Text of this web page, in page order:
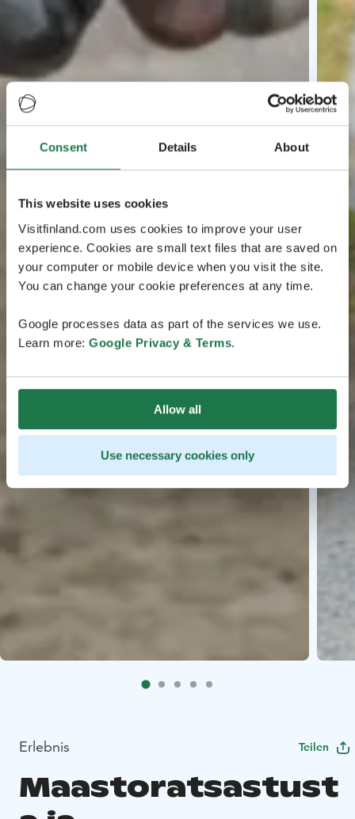
Consent Details About
This website uses cookies
Visitfinland.com uses cookies to improve your user
experience. Cookies are small text files that are saved on
your computer or mobile device when you visit the site.
You can change your cookie preferences at any time.
Google processes data as part of the services we use.
Learn more: Google Privacy & Terms.
Allow all
Use necessary cookies only
Erlebnis Teilen
Maastoratsastust